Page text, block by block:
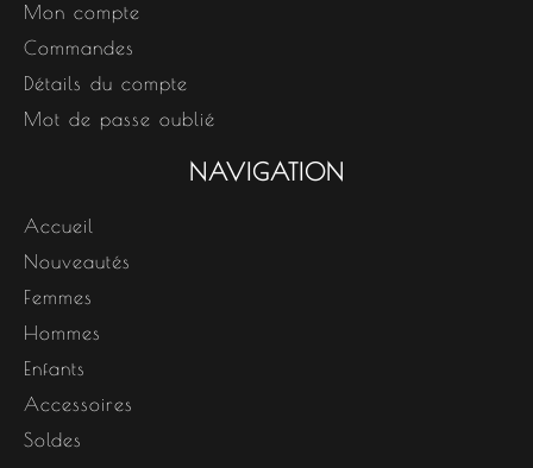
Mon compte
Commandes
Détails du compte
Mot de passe oublié
NAVIGATION
Accueil
Nouveautés
Femmes
Hommes
Enfants
Accessoires
Soldes